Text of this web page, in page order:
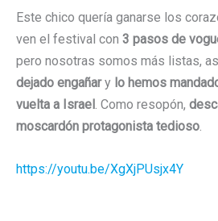
Este chico quería ganarse los
ven el festival con 3 pasos de
pero nosotras somos más listas,
dejado engañary lo hemos
vuelta a Israel . Como resopón,
moscardón protagonista tedioso.
https://youtu.be/XgXjPUsjx4Y